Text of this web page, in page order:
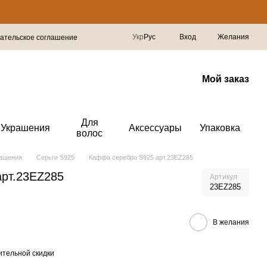
соглашение
Укр Рус Вход Желания
Мой заказ
Украшения
Для
волос
Аксессуары Упаковка
Серьги S925 Каффа серебро S925 арт.23EZ285
Артикул
23EZ285
В желания
скидки